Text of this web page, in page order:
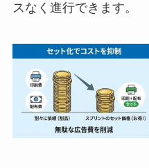
スなく進行できます。